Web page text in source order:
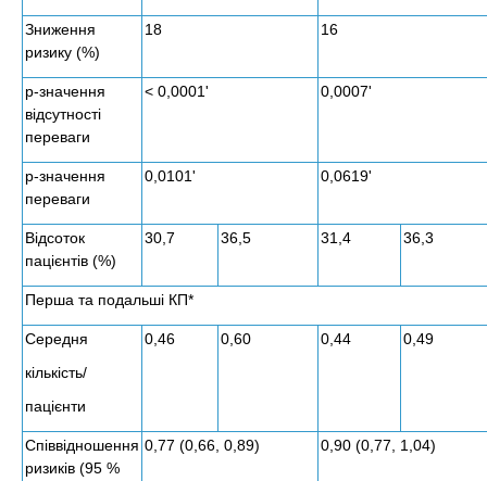
Зниження
ризику (%)
18 16
р-значення
відсутності
переваги
< 0,0001' 0,0007'
р-значення
переваги
0,0101' 0,0619'
Відсоток
пацієнтів (%)
30,7 36,5 31,4 36,3
Перша та подальші КП*
Середня
кількість/
пацієнти
0,46 0,60 0,44 0,49
Співвідношення
ризиків (95 %
0,77 (0,66, 0,89) 0,90 (0,77, 1,04)